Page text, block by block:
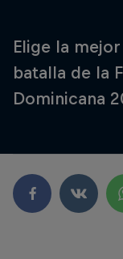
Elige la
batalla de la
Dominicana